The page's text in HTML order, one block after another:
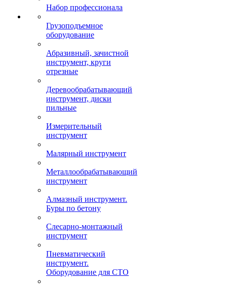
Набор профессионала
Грузоподъемное
оборудование
Абразивный, зачистной
инструмент, круги
отрезные
Деревообрабатывающий
инструмент, диски
пильные
Измерительный
инструмент
Малярный инструмент
Металлообрабатывающий
инструмент
Алмазный инструмент.
Буры по бетону
Слесарно-монтажный
инструмент
Пневматический
инструмент.
Оборудование для СТО